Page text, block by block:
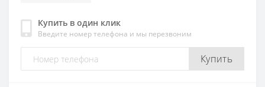
Купить в один клик
Введите номер телефона и мы перезвоним
Купить